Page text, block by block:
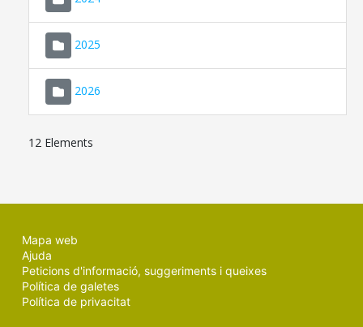
2025
2026
12 Elements
Mapa web
Ajuda
Peticions d'informació, suggeriments i queixes
Política de galetes
Política de privacitat